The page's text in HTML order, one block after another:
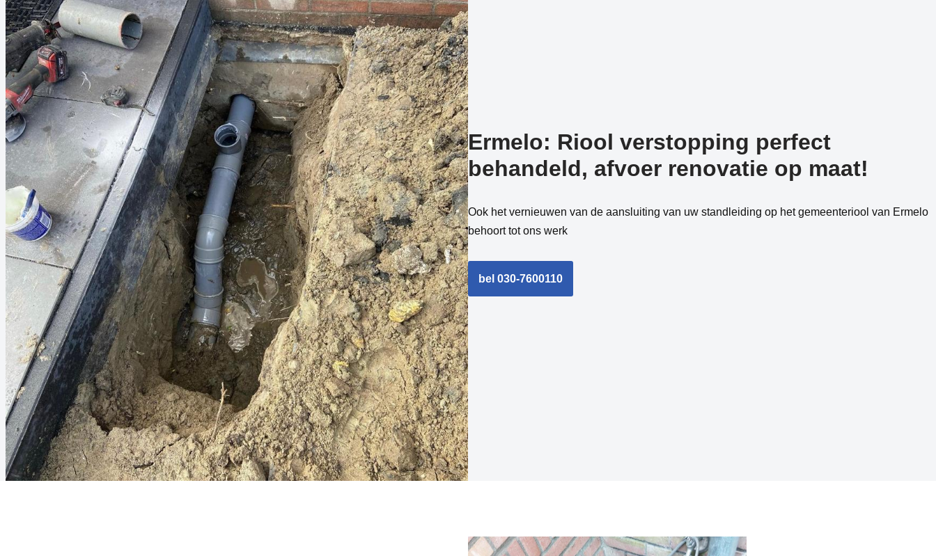
Ermelo: Riool verstopping perfect
behandeld, afvoer renovatie op maat!
Ook het vernieuwen van de aansluiting van uw standleiding op het gemeenteriool van Ermelo
behoort tot ons werk
bel 030-7600110